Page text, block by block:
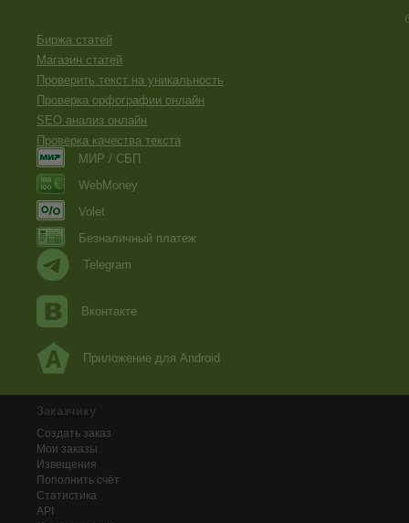
Биржа статей
Магазин статей
Проверить текст на уникальность
Проверка орфографии онлайн
SEO анализ онлайн
Проверка качества текста
МИР / СБП
WebMoney
Volet
Безналичный платеж
Telegram
Вконтакте
Приложение для Android
Заказчику
Создать заказ
Мои заказы
Извещения
Пополнить счёт
Статистика
API